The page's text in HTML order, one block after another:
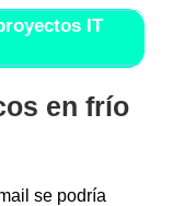
IT
en frío
se podría